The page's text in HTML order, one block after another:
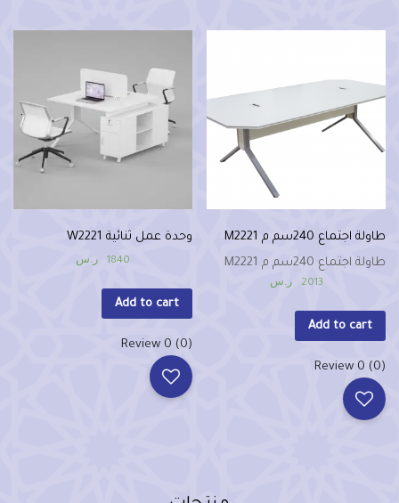
طاولة اجتماع 240سم م M2221
طاولة اجتماع 240سم م M2221
2013 ر.س
Add to cart
(0) 0 Review
وحدة عمل ثنائية W2221
1840 ر.س
Add to cart
(0) 0 Review